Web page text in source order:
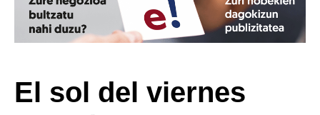
El sol del viernes